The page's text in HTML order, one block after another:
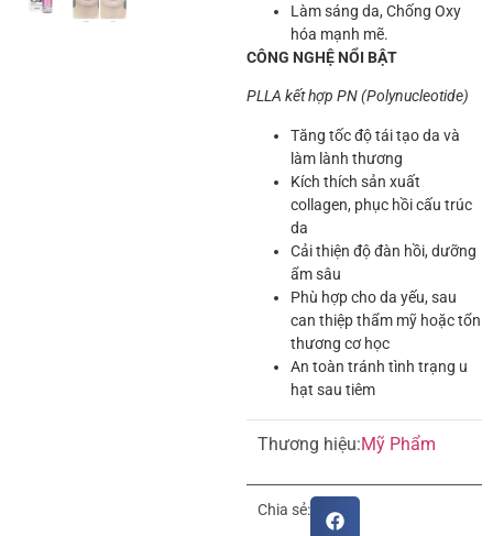
Làm sáng da, Chống Oxy
hóa mạnh mẽ.
CÔNG NGHỆ NỔI BẬT
PLLA kết hợp PN (Polynucleotide)
Tăng tốc độ tái tạo da và
làm lành thương
Kích thích sản xuất
collagen, phục hồi cấu trúc
da
Cải thiện độ đàn hồi, dưỡng
ẩm sâu
Phù hợp cho da yếu, sau
can thiệp thẩm mỹ hoặc tổn
thương cơ học
An toàn tránh tình trạng u
hạt sau tiêm
Thương hiệu:Mỹ Phẩm
Chia sẻ: